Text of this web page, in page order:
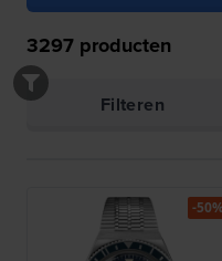
3297 producten
Filteren
-50%